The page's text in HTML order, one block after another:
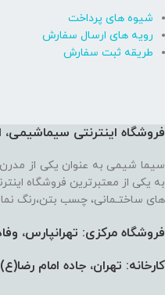
شیوه های پرداخت
رویه های ارسال سفارش
طریقه ثبت سفارش
فروشگاه اینترنتی سیماشیمی،
سیما شیمی به عنوان یکی از
به یکی از معتبرترین فروشگاه
های ساختـمانی، چسب بتن،‌رنگ
فروشگاه مرکزی: تهرانپارس، وفادار شرقی،
کارخانه: تهران، جاده امام